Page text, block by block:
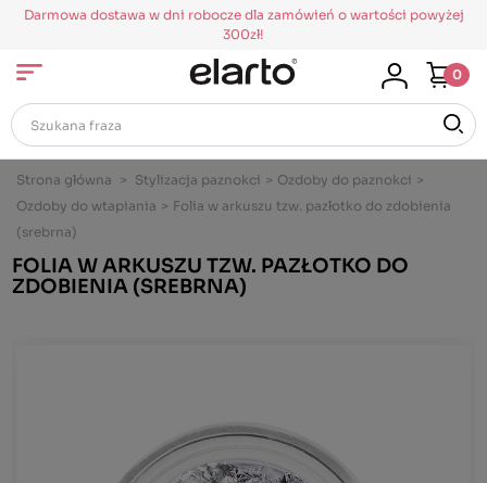
Darmowa dostawa w dni robocze dla zamówień o wartości powyżej
300zł!
0
Strona główna > Stylizacja paznokci > Ozdoby do paznokci >
Ozdoby do wtapiania > Folia w arkuszu tzw. pazłotko do zdobienia
(srebrna)
FOLIA W ARKUSZU TZW. PAZŁOTKO DO
ZDOBIENIA (SREBRNA)